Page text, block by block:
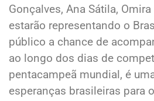
Gonçalves, Ana Sátila,
estarão representando o
público a chance de
ao longo dos dias de
pentacampeã mundial, é
esperanças brasileiras para